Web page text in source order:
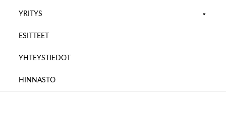
YRITYS
ESITTEET
YHTEYSTIEDOT
HINNASTO